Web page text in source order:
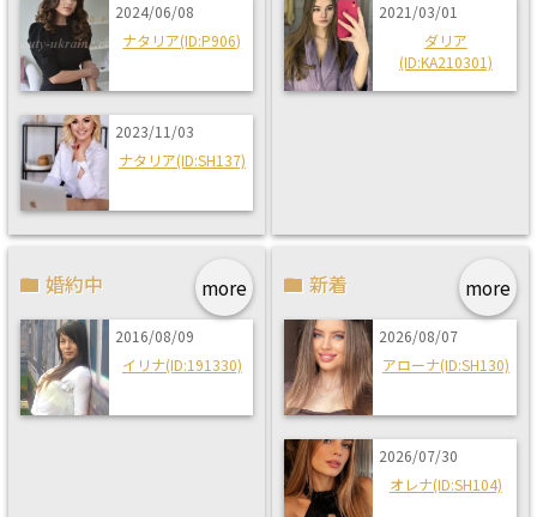
2024/06/08
ナタリア(ID:P906)
2023/11/03
ナタリア(ID:SH137)
2021/03/01
ダリア
(ID:KA210301)
more
婚約中
2016/08/09
イリナ(ID:191330)
more
新着
2026/08/07
アローナ(ID:SH130)
2026/07/30
オレナ(ID:SH104)